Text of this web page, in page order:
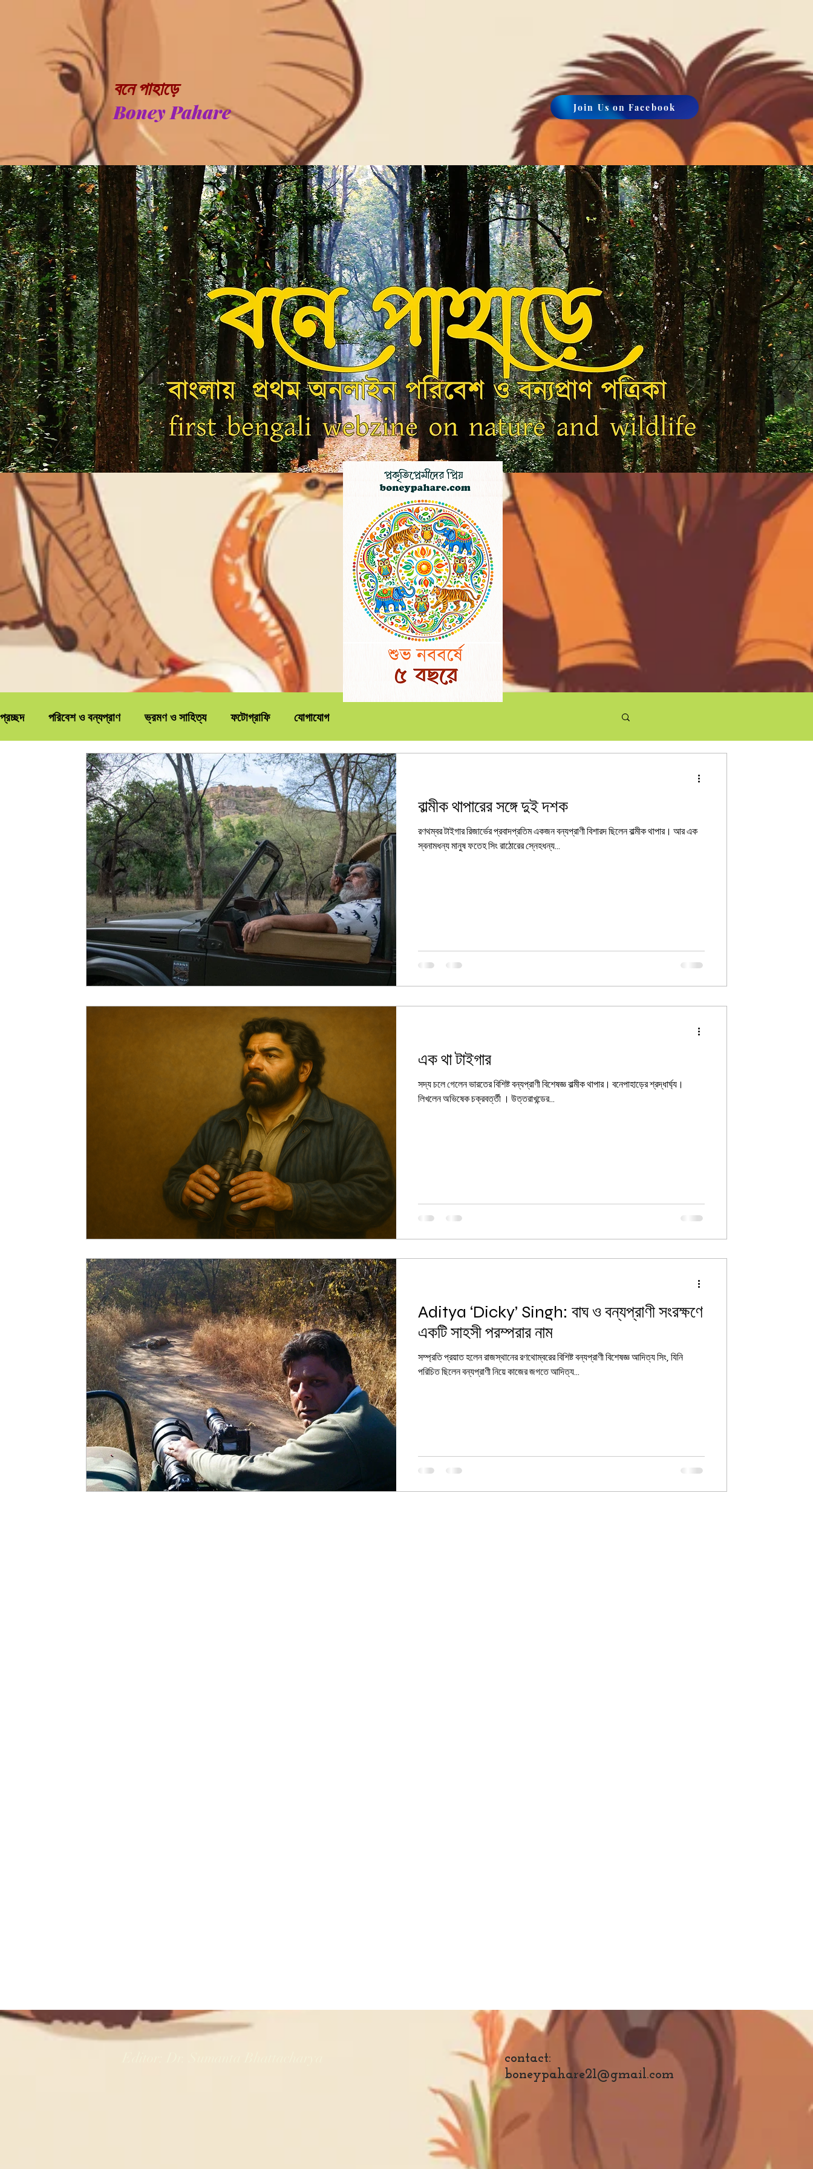
বনে পাহাড়ে
Boney Pahare Join Us on Facebook
প্রচ্ছদ পরিবেশ ও বন্যপ্রাণ ভ্রমণ ও সাহিত্য ফটোগ্রাফি যোগাযোগ
বাল্মীক থাপারের সঙ্গে দুই দশক
রণথম্বর টাইগার রিজার্ভের প্রবাদপ্রতিম একজন বন্যপ্রাণী বিশারদ ছিলেন বাল্মীক থাপার। আর এক
স্বনামধন্য মানুষ ফতেহ সিং রাঠোরের স্নেহধন্য...
এক থা টাইগার
সদ্য চলে গেলেন ভারতের বিশিষ্ট বন্যপ্রাণী বিশেষজ্ঞ বাল্মীক থাপার। বনেপাহাড়ের শ্রদ্ধার্ঘ্য।
লিখলেন অভিষেক চক্রবর্ত্তী । উত্তরাখন্ডের...
Aditya ‘Dicky’ Singh: বাঘ ও বন্যপ্রাণী সংরক্ষণে
একটি সাহসী পরম্পরার নাম
সম্প্রতি প্রয়াত হলেন রাজস্থানের রণথোম্বরের বিশিষ্ট বন্যপ্রাণী বিশেষজ্ঞ আদিত্য সিং, যিনি
পরিচিত ছিলেন বন্যপ্রাণী নিয়ে কাজের জগতে আদিত্য...
contact:
boneypahare21@gmail.com